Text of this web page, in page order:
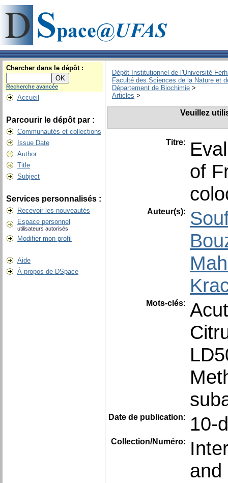
Chercher dans le dépôt :
Recherche avancée
Accueil
Parcourir le dépôt par :
Communautés et collections
Issue Date
Author
Title
Subject
Services personnalisés :
Recevoir les nouveautés
Espace personnel
utilisateurs autorisés
Modifier mon profil
Aide
À propos de DSpace
Dépôt Institutionnel de l'Université
Faculté des Sciences de la Nature et
Département de Biochimie >
Articles >
Veuillez
Titre:
of
Auteur(s):
Mots-clés:
Date de publication: 10-
Collection/Numéro:
and